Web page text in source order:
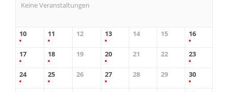
Keine Veranstaltungen
10 11 12 13 14 15 16
17 18 19 20 21 22 23
24 25 26 27 28 29 30